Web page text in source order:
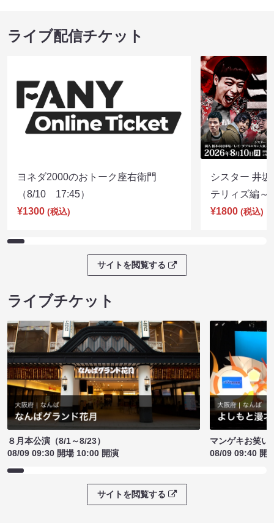
ライブ配信チケット
ヨネダ2000のおトーク座右衛門
（8/10 17:45）
¥1300 (税込)
シスター 井
テリィズ編
¥1800 (税込)
サイトを閲覧する
ライブチケット
８月本公演（8/1～8/23）
08/09 09:30 開場 10:00 開演
マンゲキお笑い
08/09 09:40 開
サイトを閲覧する